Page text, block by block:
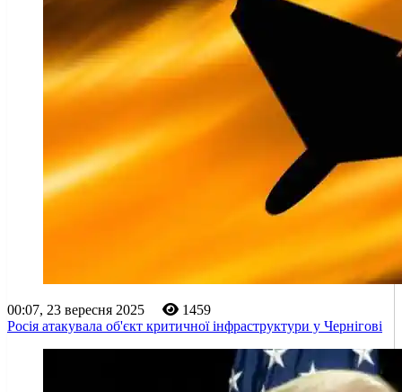
00:07, 23 вересня 2025
1459
Росія атакувала об'єкт критичної інфраструктури у Чернігові